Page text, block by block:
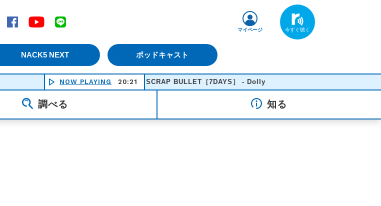
Twitter
Facebook YouTube
NACK5 NEXT ポッドキャスト
マイページ
NOW PLAYING 20:21
SCRAP BULLET［7DAYS］ - Dolly
調べる 知る